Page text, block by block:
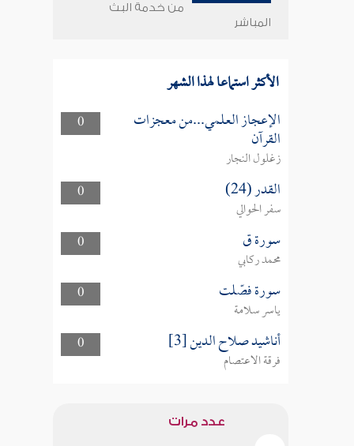
من خدمة البث
المباشر
الأكثر استماعا لهذا الشهر
0 الإعجاز العلمي...من معجزات
القرآن
زغلول النجار
0
القدر (24)
سفر الحوالي
0
سورة ق
محمد ركابي
0
سورة فصّلت
ياسر سلامة
0
أناشيد صلاح الدين [3]
فرقة الاعتصام
عدد مرات